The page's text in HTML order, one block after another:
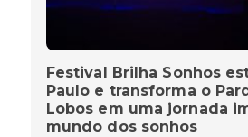
Festival Brilha Sonhos
Paulo e transforma o
Lobos em uma jornada
mundo dos sonhos